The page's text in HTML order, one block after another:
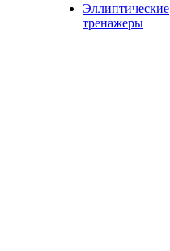
Эллиптические
тренажеры